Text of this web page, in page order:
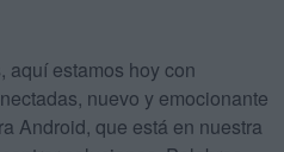
aquí estamos hoy con
nuevo y emocionante
Android, que está en nuestra